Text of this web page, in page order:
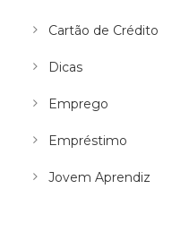
Cartão de Crédito
Dicas
Emprego
Empréstimo
Jovem Aprendiz